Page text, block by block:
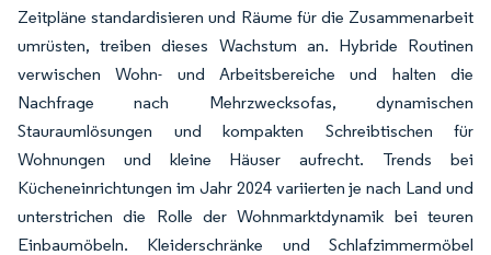
Zeitpläne standardisieren und Räume für die Zusammenarbeit
umrüsten, treiben dieses Wachstum an. Hybride Routinen
verwischen Wohn- und Arbeitsbereiche und halten die
Nachfrage nach Mehrzwecksofas, dynamischen
Stauraumlösungen und kompakten Schreibtischen für
Wohnungen und kleine Häuser aufrecht. Trends bei
Kücheneinrichtungen im Jahr 2024 variierten je nach Land und
unterstrichen die Rolle der Wohnmarktdynamik bei teuren
Einbaumöbeln. Kleiderschränke und Schlafzimmermöbel